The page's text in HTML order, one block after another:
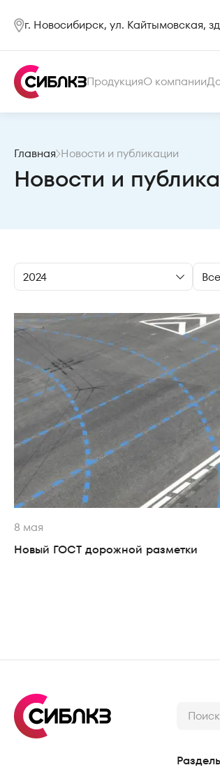
г. Новосибирск, ул. Кайтымовская,
ПродукцияО компании
Главная Новости и публикации
Новости и
2024 Все
8 мая
Новый ГОСТ дорожной разметки